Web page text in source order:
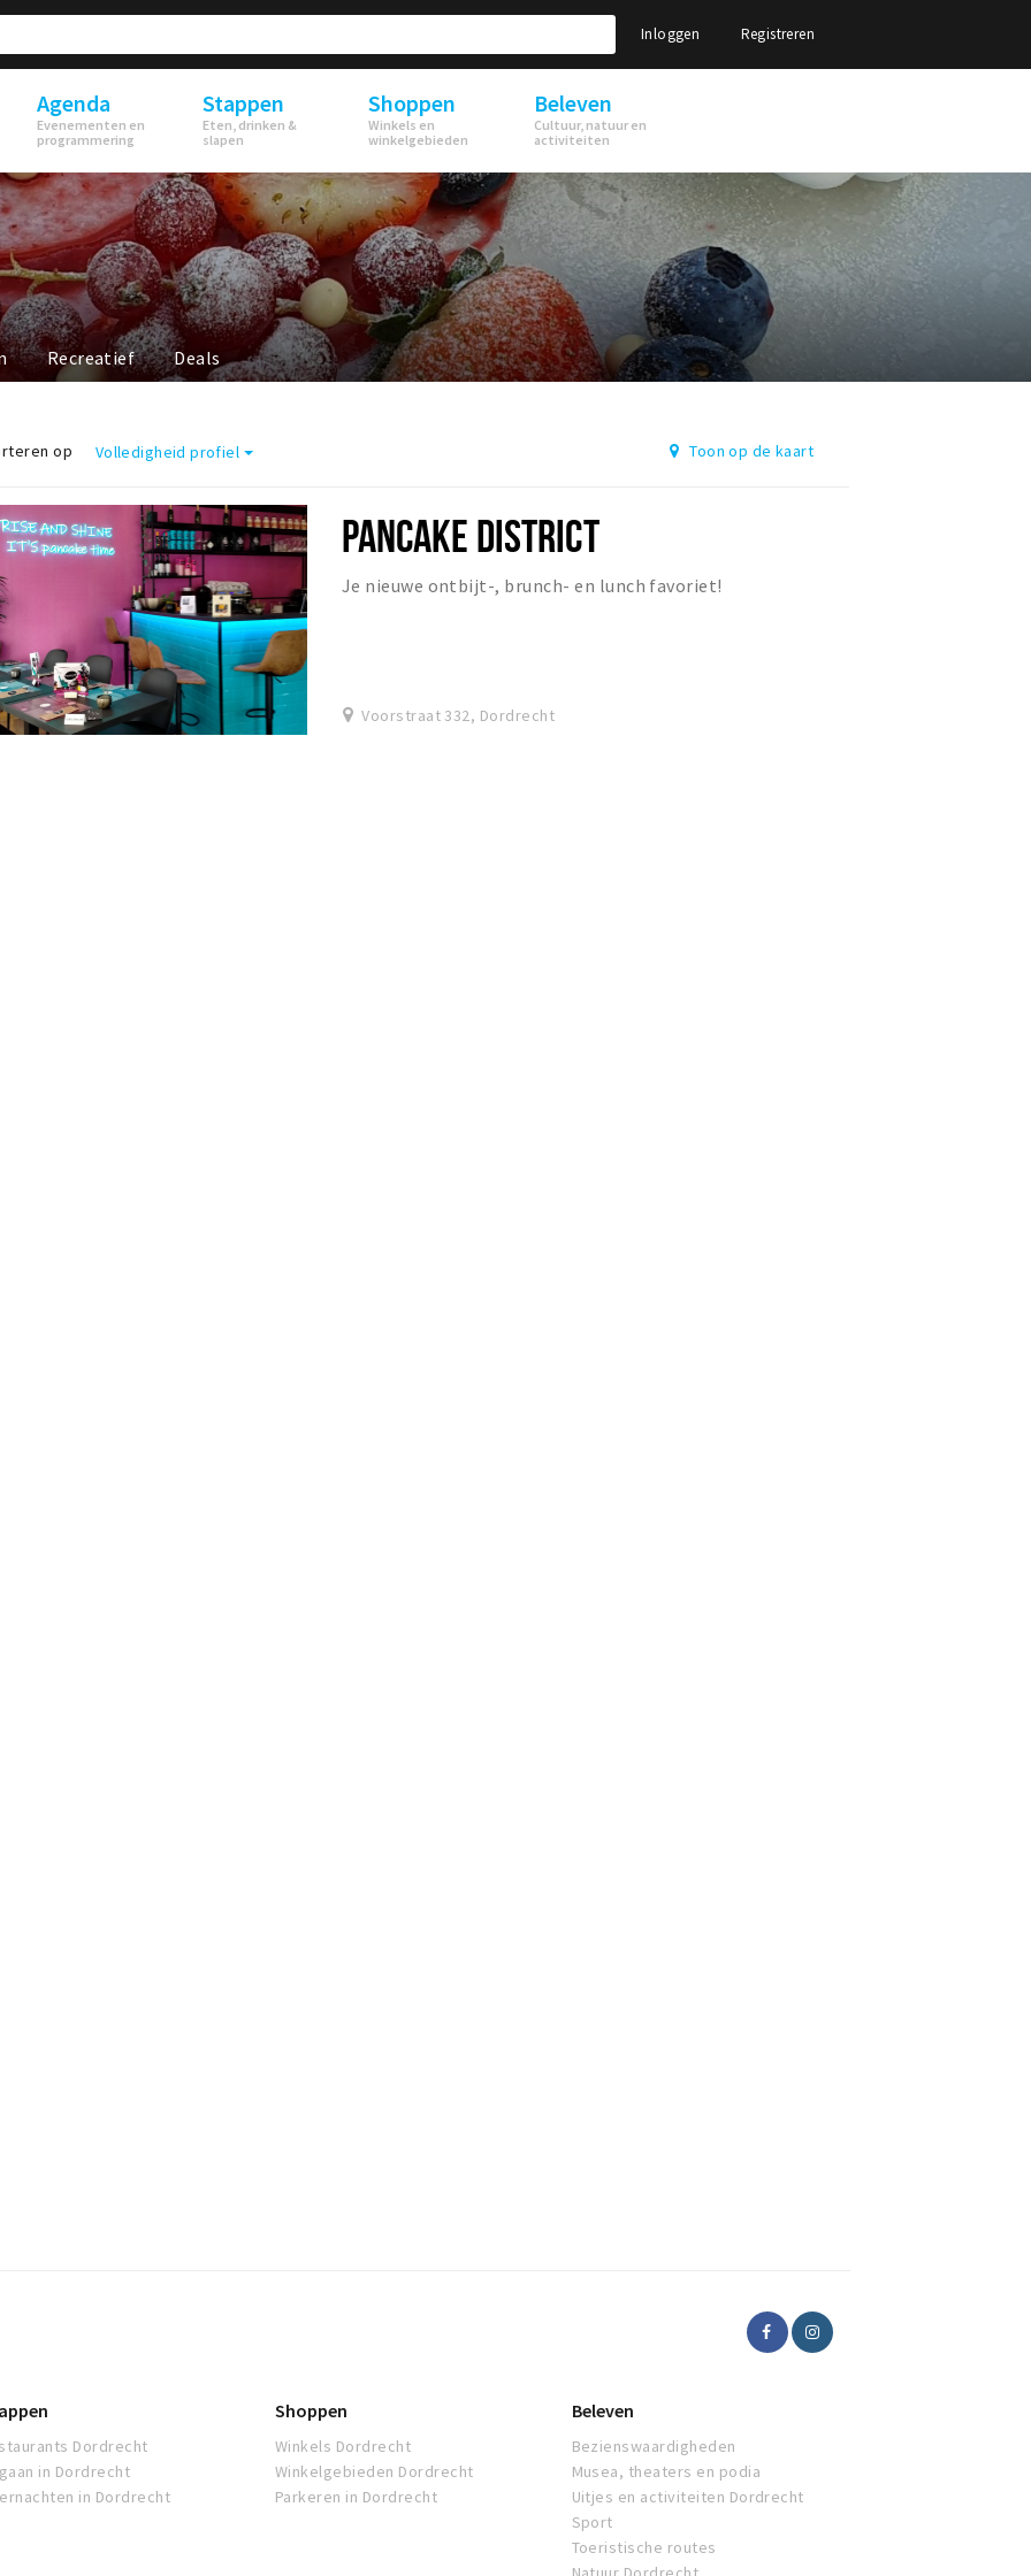
Inloggen Registreren
Agenda
Evenementen en
programmering
Stappen
Eten, drinken &
slapen
Shoppen
Winkels en
winkelgebieden
Beleven
Cultuur, natuur en
activiteiten
Recreatief Deals
op Volledigheid profiel Toon op de kaart
PANCAKE DISTRICT
Je nieuwe ontbijt-, brunch- en lunch favoriet!
Voorstraat 332, Dordrecht
Dordrecht
in Dordrecht
in Dordrecht
Shoppen
Winkels Dordrecht
Winkelgebieden Dordrecht
Parkeren in Dordrecht
Beleven
Bezienswaardigheden
Musea, theaters en podia
Uitjes en activiteiten Dordrecht
Sport
Toeristische routes